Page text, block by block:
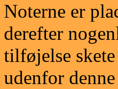
Noterne er
derefter
tilføjelse
udenfor